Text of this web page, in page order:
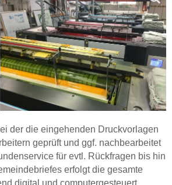
der die eingehenden Druckvorlagen
geprüft und ggf. nachbearbeitet
für evtl. Rückfragen bis hin
erfolgt die gesamte